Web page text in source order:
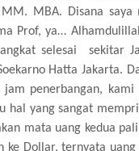
MBA. Disana
Prof, ya…
selesai sekitar
Hatta Jakarta.
penerbangan,
hal yang sangat
mata uang kedua
Dollar, ternyata